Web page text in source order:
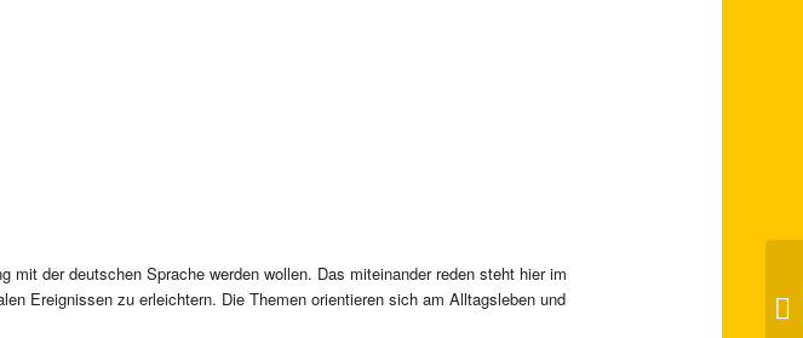
der deutschen Sprache werden wollen. Das miteinander reden steht hier im
Ereignissen zu erleichtern. Die Themen orientieren sich am Alltagsleben und